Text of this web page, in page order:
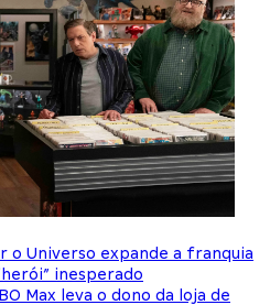
o Universo expande a franquia
inesperado
Max leva o dono da loja de